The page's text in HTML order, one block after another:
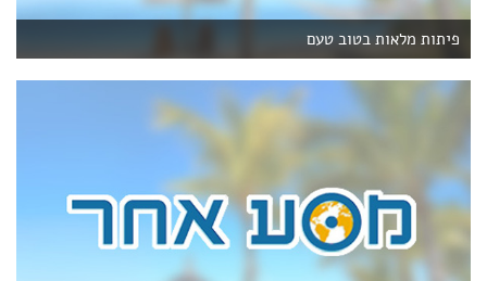
פיתות מלאות בטוב טעם